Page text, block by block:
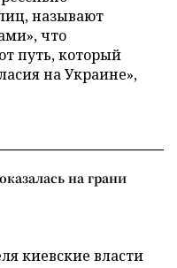
называют
что
путь, который
на Украине»,
на грани
киевские власти